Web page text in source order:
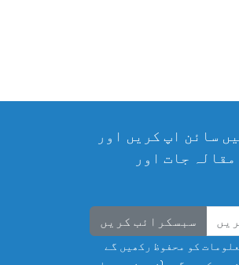
سائن اپ کریں اور
جات اور
سبسکرائب کریں
کو محفوظ رکھیں گے